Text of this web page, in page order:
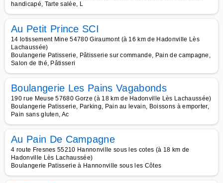
handicapé, Tarte salée, L
Au Petit Prince SCI
14 lotissement Mine 54780 Giraumont (à 16 km de Hadonville Lès
Lachaussée)
Boulangerie Patisserie, Pâtisserie sur commande, Pain de campagne,
Salon de thé, Pâtisseri
Boulangerie Les Pains Vagabonds
190 rue Meuse 57680 Gorze (à 18 km de Hadonville Lès Lachaussée)
Boulangerie Patisserie, Parking, Pain au levain, Boissons à emporter,
Pain sans gluten, Ac
Au Pain De Campagne
4 route Fresnes 55210 Hannonville sous les cotes (à 18 km de
Hadonville Lès Lachaussée)
Boulangerie Patisserie à Hannonville sous les Côtes